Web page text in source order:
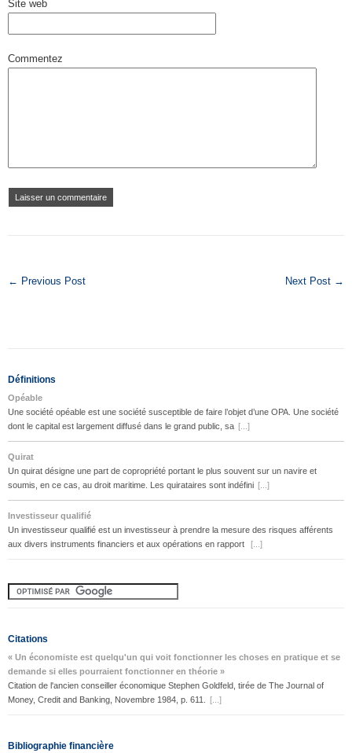
Site web
Commentez
← Previous Post Next Post →
Définitions
Opéable
Une société opéable est une société susceptible de faire l’objet d’une OPA. Une société
dont le capital est largement diffusé dans le grand public, sa [...]
Quirat
Un quirat désigne une part de copropriété portant le plus souvent sur un navire et
soumis, en ce cas, au droit maritime. Les quirataires sont indéfini [...]
Investisseur qualifié
Un investisseur qualifié est un investisseur à prendre la mesure des risques afférents
aux divers instruments financiers et aux opérations en rapport
[...]
Citations
« Un économiste est quelqu'un qui voit fonctionner les choses en pratique et se
demande si elles pourraient fonctionner en théorie »
Citation de l'ancien conseiller économique Stephen Goldfeld, tirée de The Journal of
Money, Credit and Banking, Novembre 1984, p. 611.
[...]
Bibliographie financière